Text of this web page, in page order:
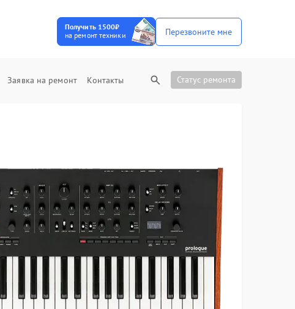
Получить 1500₽
на ремонт техники
Перезвоните мне
Заявка на ремонт Контакты Статус ремонта